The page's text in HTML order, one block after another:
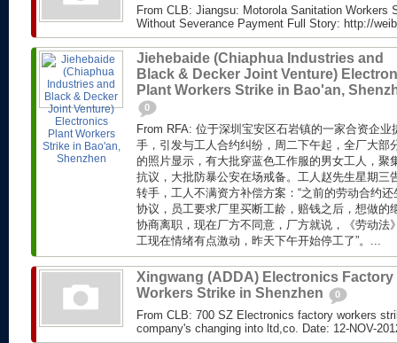
From CLB: Jiangsu: Motorola Sanitation Workers
Without Severance Payment Full Story: http://
Jiehebaide (Chiaphua Industries and
Black & Decker Joint Venture)
Plant Workers Strike in Bao'an,
0
From RFA: 位于深圳宝安区石岩镇的一家合资企
手，引发与工人合约纠纷，周二下午起，全厂大部
的照片显示，有大批穿蓝色工作服的男女工人，聚
抗议，大批防暴公安在场戒备。工人赵先生星期三
转手，工人不满资方补偿方案：“之前的劳动合约
协议，员工要求厂里买断工龄，赔钱之后，想做的
协商离职，现在厂方不同意，厂方就说，《劳动法
工现在情绪有点激动，昨天下午开始停工了”。...
Xingwang (ADDA) Electronics Factory
Workers Strike in Shenzhen
0
From CLB: 700 SZ Electronics factory workers
company's changing into ltd,co. Date: 12-NOV-